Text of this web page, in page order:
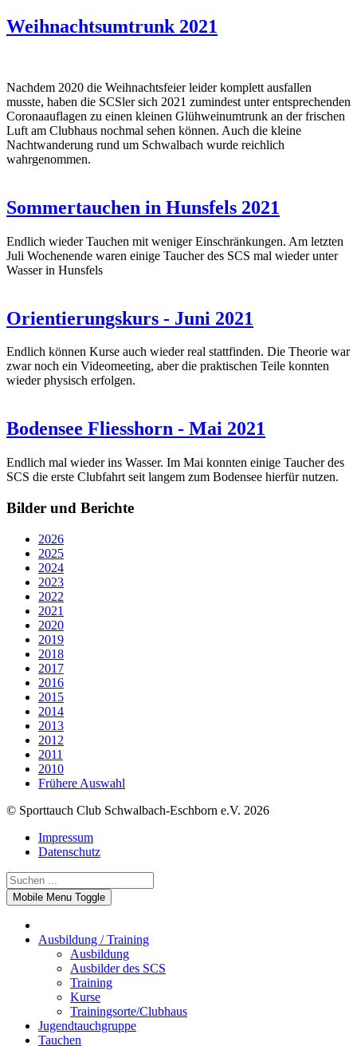
Weihnachtsumtrunk 2021
Nachdem 2020 die Weihnachtsfeier leider komplett ausfallen
musste, haben die SCSler sich 2021 zumindest unter entsprechenden
Coronaauflagen zu einen kleinen Glühweinumtrunk an der frischen
Luft am Clubhaus nochmal sehen können. Auch die kleine
Nachtwanderung rund um Schwalbach wurde reichlich
wahrgenommen.
Sommertauchen in Hunsfels 2021
Endlich wieder Tauchen mit weniger Einschränkungen. Am letzten
Juli Wochenende waren einige Taucher des SCS mal wieder unter
Wasser in Hunsfels
Orientierungskurs - Juni 2021
Endlich können Kurse auch wieder real stattfinden. Die Theorie war
zwar noch ein Videomeeting, aber die praktischen Teile konnten
wieder physisch erfolgen.
Bodensee Fliesshorn - Mai 2021
Endlich mal wieder ins Wasser. Im Mai konnten einige Taucher des
SCS die erste Clubfahrt seit langem zum Bodensee hierfür nutzen.
Bilder und Berichte
2026
2025
2024
2023
2022
2021
2020
2019
2018
2017
2016
2015
2014
2013
2012
2011
2010
Frühere Auswahl
© Sporttauch Club Schwalbach-Eschborn e.V. 2026
Impressum
Datenschutz
Mobile Menu Toggle
Ausbildung / Training
Ausbildung
Ausbilder des SCS
Training
Kurse
Trainingsorte/Clubhaus
Jugendtauchgruppe
Tauchen